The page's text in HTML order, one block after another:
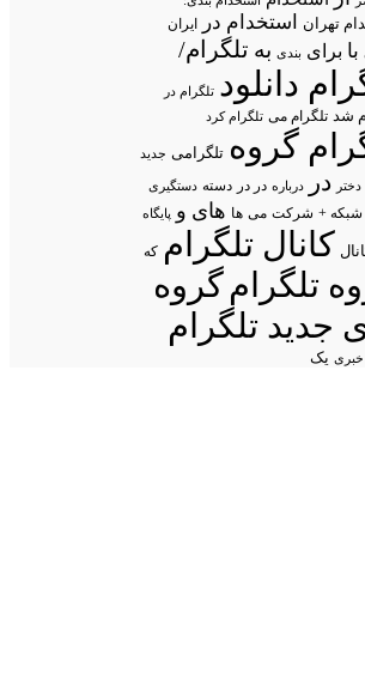
تهران استخدام در ایران
با برای بندی به تلگرام/
دانلود تلگرام در
شد تلگرام می تلگرام کرد
گروه تلگرامی جدید
دختر در درباره در در دسته دستگیری
شبکه + شرکت می ها های و پایگاه
کانال تلگرام که
تلگرامگروه
جدید تلگرام
خبری یک